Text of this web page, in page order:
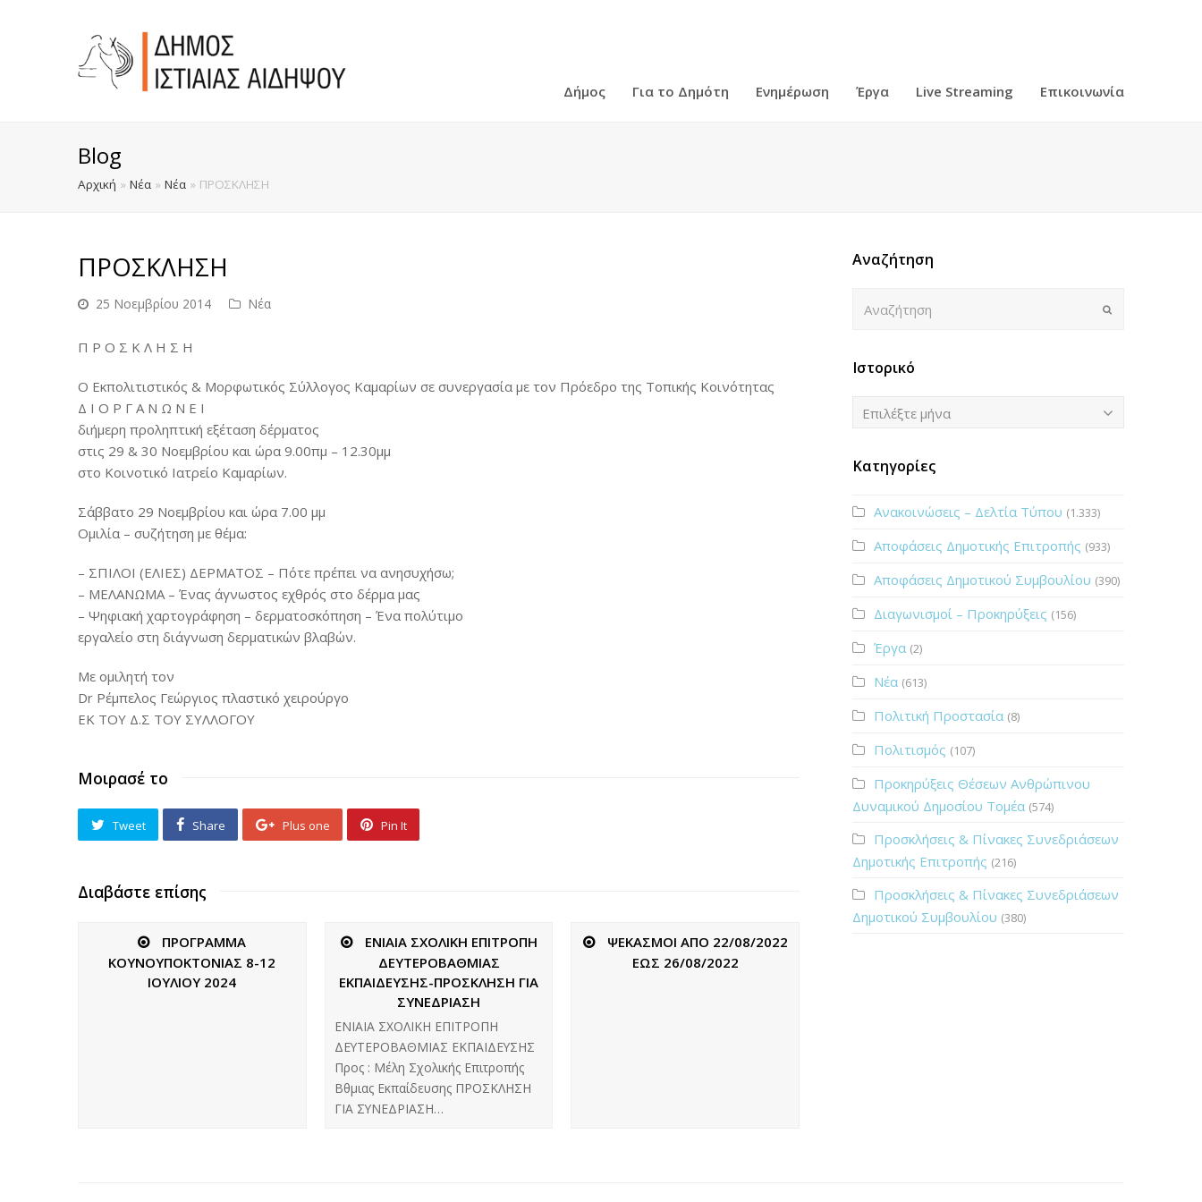
Δήμος Για το Δημότη Ενημέρωση Έργα Live Streaming Επικοινωνία
Blog
Αρχική » Νέα » Νέα » ΠΡΟΣΚΛΗΣΗ
ΠΡΟΣΚΛΗΣΗ
25 Νοεμβρίου 2014 Νέα
Π Ρ Ο Σ Κ Λ Η Σ Η
Ο Εκπολιτιστικός & Μορφωτικός Σύλλογος Καμαρίων σε συνεργασία με τον Πρόεδρο της Τοπικής Κοινότητας
Δ Ι Ο Ρ Γ Α Ν Ω Ν Ε Ι
διήμερη προληπτική εξέταση δέρματος
στις 29 & 30 Νοεμβρίου και ώρα 9.00πμ – 12.30μμ
στο Κοινοτικό Ιατρείο Καμαρίων.
Σάββατο 29 Νοεμβρίου και ώρα 7.00 μμ
Ομιλία – συζήτηση με θέμα:
– ΣΠΙΛΟΙ (ΕΛΙΕΣ) ΔΕΡΜΑΤΟΣ – Πότε πρέπει να ανησυχήσω;
– ΜΕΛΑΝΩΜΑ – Ένας άγνωστος εχθρός στο δέρμα μας
– Ψηφιακή χαρτογράφηση – δερματοσκόπηση – Ένα πολύτιμο
εργαλείο στη διάγνωση δερματικών βλαβών.
Με ομιλητή τον
Dr Ρέμπελος Γεώργιος πλαστικό χειρούργο
ΕΚ ΤΟΥ Δ.Σ ΤΟΥ ΣΥΛΛΟΓΟΥ
Μοιρασέ το
Tweet Share Plus one Pin It
Διαβάστε επίσης
ΠΡΟΓΡΑΜΜΑ
ΚΟΥΝΟΥΠΟΚΤΟΝΙΑΣ 8-12
ΙΟΥΛΙΟΥ 2024
ΕΝΙΑΙΑ ΣΧΟΛΙΚΗ ΕΠΙΤΡΟΠΗ
ΔΕΥΤΕΡΟΒΑΘΜΙΑΣ
ΕΚΠΑΙΔΕΥΣΗΣ-ΠΡΟΣΚΛΗΣΗ ΓΙΑ
ΣΥΝΕΔΡΙΑΣΗ
ΕΝΙΑΙΑ ΣΧΟΛΙΚΗ ΕΠΙΤΡΟΠΗ
ΔΕΥΤΕΡΟΒΑΘΜΙΑΣ ΕΚΠΑΙΔΕΥΣΗΣ
Προς : Μέλη Σχολικής Επιτροπής
Βθμιας Εκπαίδευσης ΠΡΟΣΚΛΗΣΗ
ΓΙΑ ΣΥΝΕΔΡΙΑΣΗ…
ΨΕΚΑΣΜΟΙ ΑΠΟ 22/08/2022
ΕΩΣ 26/08/2022
Αναζήτηση
Ιστορικό
Ιστορικό
Επιλέξτε μήνα
Κατηγορίες
Ανακοινώσεις – Δελτία Τύπου (1.333)
Αποφάσεις Δημοτικής Επιτροπής (933)
Αποφάσεις Δημοτικού Συμβουλίου (390)
Διαγωνισμοί – Προκηρύξεις (156)
Έργα (2)
Νέα (613)
Πολιτική Προστασία (8)
Πολιτισμός (107)
Προκηρύξεις Θέσεων Ανθρώπινου
Δυναμικού Δημοσίου Τομέα (574)
Προσκλήσεις & Πίνακες Συνεδριάσεων
Δημοτικής Επιτροπής (216)
Προσκλήσεις & Πίνακες Συνεδριάσεων
Δημοτικού Συμβουλίου (380)